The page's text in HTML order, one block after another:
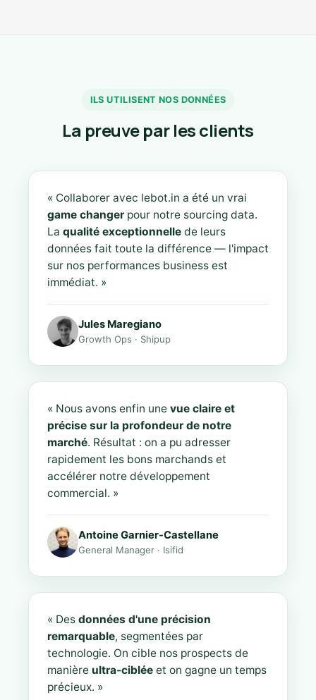
ILS UTILISENT NOS DONNÉES
La preuve par les clients
« Collaborer avec lebot.in a été un vrai
game changer pour notre sourcing data.
La qualité exceptionnelle de leurs
données fait toute la différence — l'impact
sur nos performances business est
immédiat. »
Jules Maregiano
Growth Ops · Shipup
« Nous avons enfin une vue claire et
précise sur la profondeur de notre
marché. Résultat : on a pu adresser
rapidement les bons marchands et
accélérer notre développement
commercial. »
Antoine Garnier-Castellane
General Manager · Isifid
« Des données d'une précision
remarquable, segmentées par
technologie. On cible nos prospects de
manière ultra-ciblée et on gagne un temps
précieux. »